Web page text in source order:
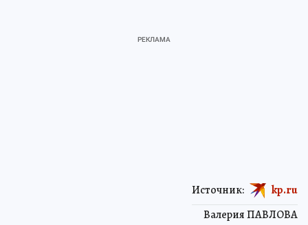
Валерия ПАВЛОВА
Источник: kp.ru